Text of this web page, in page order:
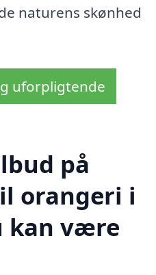
naturens skønhed
uforpligtende
på
orangeri i
kan være